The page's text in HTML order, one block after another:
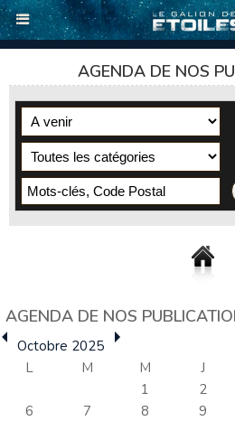
AGENDA DE NOS
AGENDA DE NOS
Octobre 2025
L
M M J
1
2
6
7 8 9